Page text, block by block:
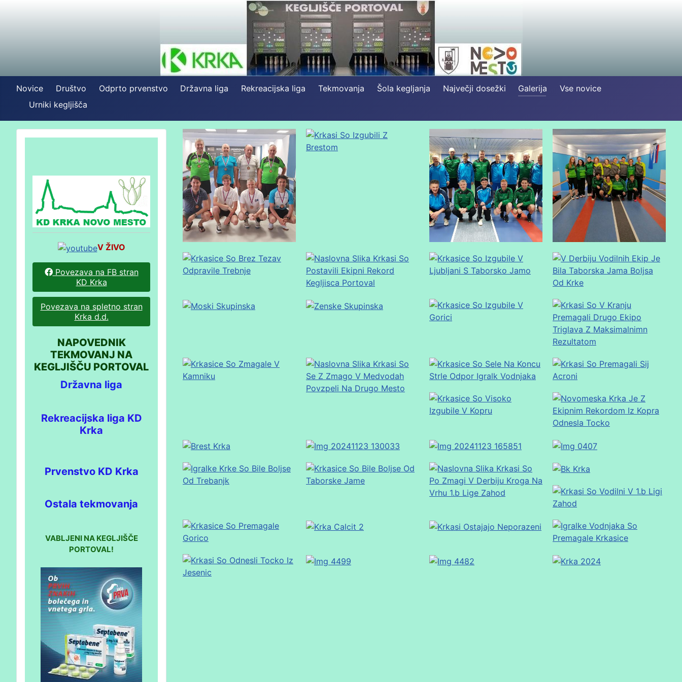
Novice Društvo Odprto prvenstvo Državna liga Rekreacijska liga Tekmovanja Šola kegljanja Največji dosežki Galerija
Vse novice
Urniki kegljišča
V ŽIVO
Povezava na FB stran
KD Krka
Povezava na spletno stran
Krka d.d.
NAPOVEDNIK
TEKMOVANJ NA
KEGLJIŠČU PORTOVAL
Državna liga
Rekreacijska liga KD
Krka
Prvenstvo KD Krka
Ostala tekmovanja
VABLJENI NA KEGLJIŠČE
PORTOVAL!